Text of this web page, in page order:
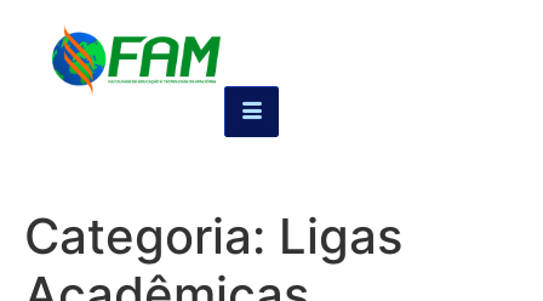
Categoria: Ligas